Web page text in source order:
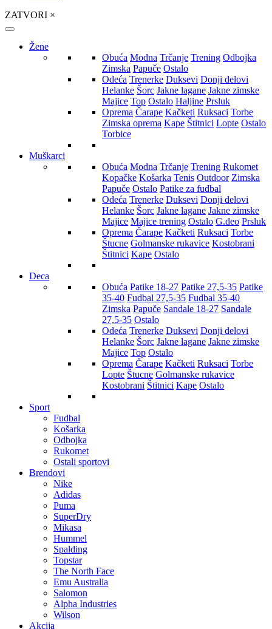
ZATVORI ×
Žene
Obuća Modna Trčanje Trening Odbojka
Zimska Papuče Ostalo
Odeća Trenerke Duksevi Donji delovi
Helanke Šorc Jakne lagane Jakne zimske
Majice Top Ostalo Haljine Prsluk
Oprema Čarape Kačketi Ruksaci Torbe
Zimska oprema Kape Štitnici Lopte Ostalo
Torbice
Muškarci
Obuća Modna Trčanje Trening Rukomet
Kopačke Košarka Tenis Outdoor Zimska
Papuče Ostalo Patike za fudbal
Odeća Trenerke Duksevi Donji delovi
Helanke Šorc Jakne lagane Jakne zimske
Majice Majice trening Ostalo G.deo Prsluk
Oprema Čarape Kačketi Ruksaci Torbe
Štucne Golmanske rukavice Kostobrani
Štitnici Kape Ostalo
Deca
Obuća Patike 18-27 Patike 27,5-35 Patike
35-40 Fudbal 27,5-35 Fudbal 35-40
Zimska Papuče Sandale 18-27 Sandale
27,5-35 Ostalo
Odeća Trenerke Duksevi Donji delovi
Helanke Šorc Jakne lagane Jakne zimske
Majice Top Ostalo
Oprema Čarape Kačketi Ruksaci Torbe
Lopte Štucne Golmanske rukavice
Kostobrani Štitnici Kape Ostalo
Sport
Fudbal
Košarka
Odbojka
Rukomet
Ostali sportovi
Brendovi
Nike
Adidas
Puma
SuperDry
Mikasa
Hummel
Spalding
Topstar
The North Face
Emu Australia
Salomon
Alpha Industries
Wilson
Akcija